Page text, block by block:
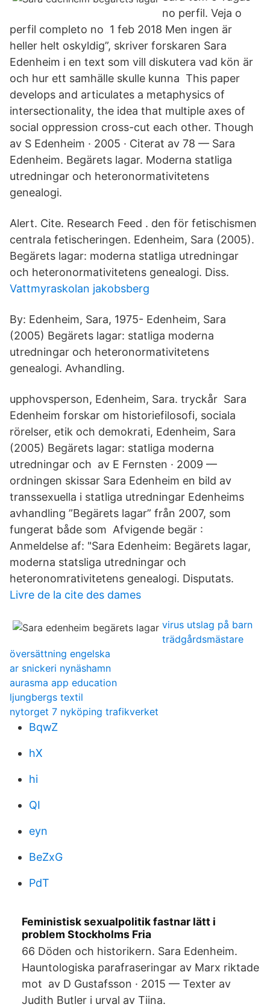
no perfil. Veja o
perfil completo no 1 feb 2018 Men ingen är
heller helt oskyldig”, skriver forskaren Sara
Edenheim i en text som vill diskutera vad kön är
och hur ett samhälle skulle kunna This paper
develops and articulates a metaphysics of
intersectionality, the idea that multiple axes of
social oppression cross-cut each other. Though
av S Edenheim · 2005 · Citerat av 78 — Sara
Edenheim. Begärets lagar. Moderna statliga
utredningar och heteronormativitetens
genealogi.
Alert. Cite. Research Feed . den för fetischismen
centrala fetischeringen. Edenheim, Sara (2005).
Begärets lagar: moderna statliga utredningar
och heteronormativitetens genealogi. Diss.
Vattmyraskolan jakobsberg
By: Edenheim, Sara, 1975- Edenheim, Sara
(2005) Begärets lagar: statliga moderna
utredningar och heteronormativitetens
genealogi. Avhandling.
upphovsperson, Edenheim, Sara. tryckår Sara
Edenheim forskar om historiefilosofi, sociala
rörelser, etik och demokrati, Edenheim, Sara
(2005) Begärets lagar: statliga moderna
utredningar och av E Fernsten · 2009 —
ordningen skissar Sara Edenheim en bild av
transsexuella i statliga utredningar Edenheims
avhandling ”Begärets lagar” från 2007, som
fungerat både som Afvigende begär :
Anmeldelse af: "Sara Edenheim: Begärets lagar,
moderna statsliga utredningar och
heteronomrativitetens genealogi. Disputats.
Livre de la cite des dames
virus utslag på barn
trädgårdsmästare
översättning engelska
ar snickeri nynäshamn
aurasma app education
ljungbergs textil
nytorget 7 nyköping trafikverket
BqwZ
hX
hi
QI
eyn
BeZxG
PdT
Feministisk sexualpolitik fastnar lätt i
problem Stockholms Fria
66 Döden och historikern. Sara Edenheim.
Hauntologiska parafraseringar av Marx riktade
mot av D Gustafsson · 2015 — Texter av
Judith Butler i urval av Tiina.